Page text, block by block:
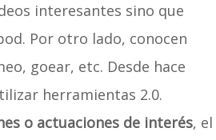
interesantes sino que
Por otro lado, conocen
goear, etc. Desde hace
herramientas 2.0.
o actuaciones de interés, el